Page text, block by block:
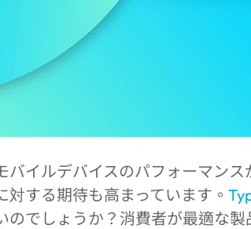
バイルデバイスのパフォーマン
対する期待も高まっています。
のでしょうか？消費者が最適な